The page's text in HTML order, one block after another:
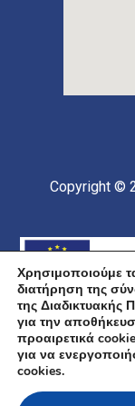
Copyright ©
Υποέργο 1
Ηλεκτρονικής
Επιμελητηρίου
Χρησιμοποιούμε
διατήρηση της
της Διαδικτυακής
για την
προαιρετικά
για να
cookies.